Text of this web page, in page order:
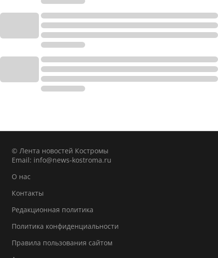
© Лента новостей Костромы
Email: info@news-kostroma.ru
О нас
Контакты
Редакционная политика
Политика конфиденциальности
Правила пользования сайтом